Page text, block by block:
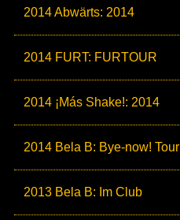
2014 Abwärts: 2014
2014 FURT: FURTOUR
2014 ¡Más Shake!: 2014
2014 Bela B: Bye-now! Tour
2013 Bela B: Im Club